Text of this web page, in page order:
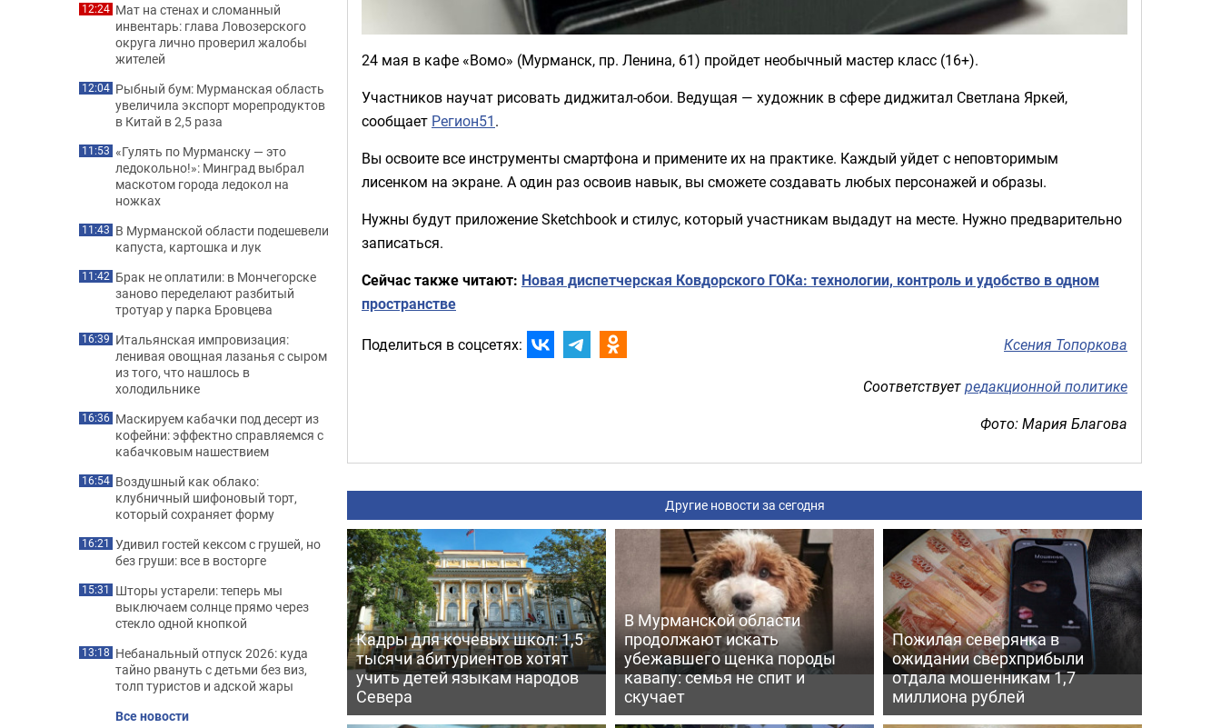
24 мая в кафе «Вомо» (Мурманск, пр. Ленина, 61) пройдет необычный мастер класс (16+).
Участников научат рисовать диджитал-обои. Ведущая — художник в сфере диджитал Светлана Яркей,
сообщает Регион51.
Вы освоите все инструменты смартфона и примените их на практике. Каждый уйдет с неповторимым
лисенком на экране. А один раз освоив навык, вы сможете создавать любых персонажей и образы.
Нужны будут приложение Sketchbook и стилус, который участникам выдадут на месте. Нужно предварительно
записаться.
Сейчас также читают: Новая диспетчерская Ковдорского ГОКа: технологии, контроль и удобство в одном
пространстве
Поделиться в соцсетях: Ксения Топоркова
Соответствуетредакционной политике
Фото: Мария Благова
Другие новости за сегодня
Кадры для кочевых школ: 1,5
тысячи абитуриентов хотят
учить детей языкам народов
Севера
В Мурманской области
продолжают искать
убежавшего щенка породы
кавапу: семья не спит и
скучает
Пожилая северянка в
ожидании сверхприбыли
отдала мошенникам 1,7
миллиона рублей
12:24 Мат на стенах и сломанный
инвентарь: глава Ловозерского
округа лично проверил жалобы
жителей
12:04 Рыбный бум: Мурманская область
увеличила экспорт морепродуктов
в Китай в 2,5 раза
11:53 «Гулять по Мурманску — это
ледокольно!»: Минград выбрал
маскотом города ледокол на
ножках
11:43 В Мурманской области подешевели
капуста, картошка и лук
11:42 Брак не оплатили: в Мончегорске
заново переделают разбитый
тротуар у парка Бровцева
16:39 Итальянская импровизация:
ленивая овощная лазанья с сыром
из того, что нашлось в
холодильнике
16:36 Маскируем кабачки под десерт из
кофейни: эффектно справляемся с
кабачковым нашествием
16:54 Воздушный как облако:
клубничный шифоновый торт,
который сохраняет форму
16:21 Удивил гостей кексом с грушей, но
без груши: все в восторге
15:31 Шторы устарели: теперь мы
выключаем солнце прямо через
стекло одной кнопкой
13:18 Небанальный отпуск 2026: куда
тайно рвануть с детьми без виз,
толп туристов и адской жары
Все новости